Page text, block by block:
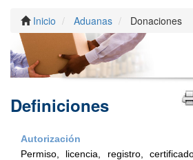
Inicio Aduanas Donaciones
Definiciones
Autorización
Permiso, licencia, registro,